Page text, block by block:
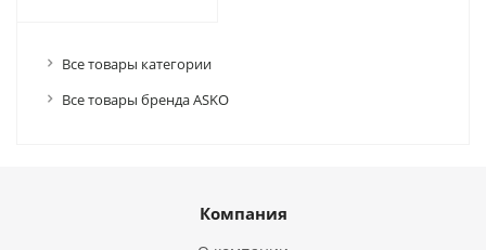
Все товары категории
Все товары бренда ASKO
Компания